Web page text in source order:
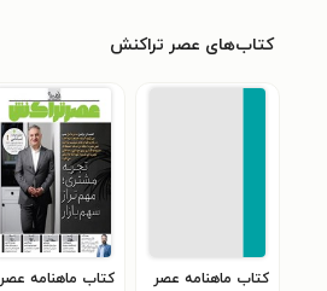
کتاب‌های عصر تراکنش
کتاب ماهنامه عصر
کتاب ماهنامه عصر